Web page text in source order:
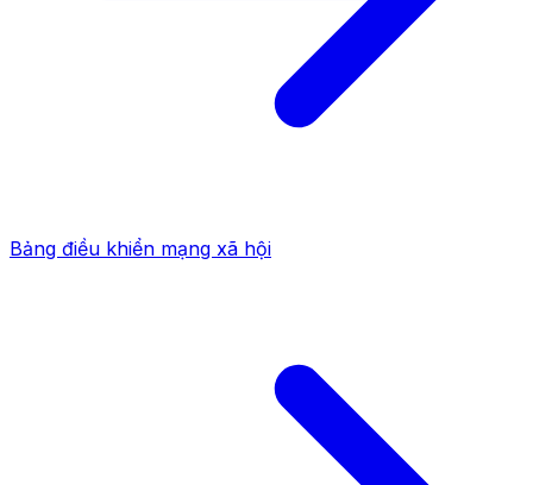
Bảng điều khiển mạng xã hội